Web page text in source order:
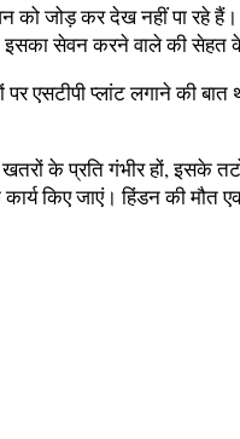
को जोड़ कर देख नहीं पा रहे
सेवन करने वाले की सेहत
प्लांट लगाने की बात
के प्रति गंभीर हों, इसके तटों
किए जाएं। हिंडन की मौत